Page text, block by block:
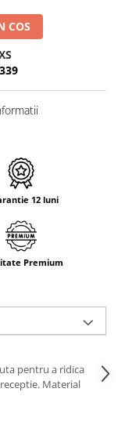
COS
12 luni
Premium
pentru a ridica
Material